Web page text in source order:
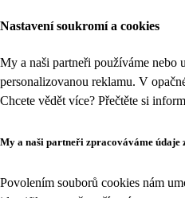
Nastavení soukromí a cookies
My a naši partneři používáme nebo
personalizovanou reklamu. V
Chcete vědět více? Přečtěte si
My a naši partneři zpracováváme údaje
Povolením souborů cookies nám